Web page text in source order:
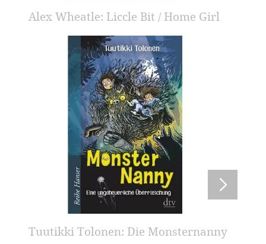
Alex Wheatle: Liccle Bit / Home Girl
Tuutikki Tolonen: Die Monsternanny